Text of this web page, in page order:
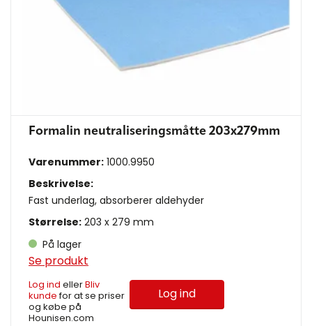
Formalin neutraliseringsmåtte 203x279mm
Varenummer: 1000.9950
Beskrivelse:
Fast underlag, absorberer aldehyder
Størrelse: 203 x 279 mm
På lager
Se produkt
Log ind ellerBliv
kundefor at se priser
og købe på
Hounisen.com
Log ind